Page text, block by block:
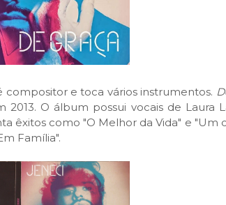
e toca vários instrumentos.
O álbum possui vocais de Laura
êxitos como "O Melhor da Vida" e "Um
Família".